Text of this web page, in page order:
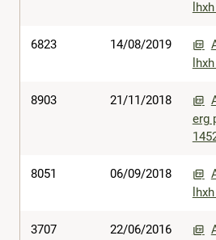
6823 14/08/2019
8903 21/11/2018
erg
8051 06/09/2018
3707 22/06/2016